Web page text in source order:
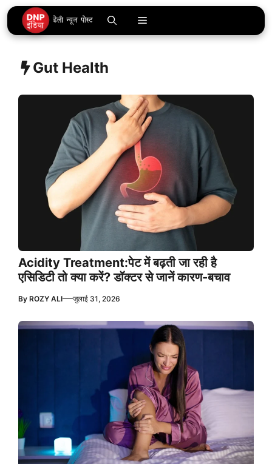
Skip
to
content
Menu
Gut Health
Acidity Treatment:पेट में बढ़ती जा रही है
एसिडिटी तो क्या करें? डॉक्टर से जानें कारण-बचाव
By ROZY ALI—जुलाई 31, 2026